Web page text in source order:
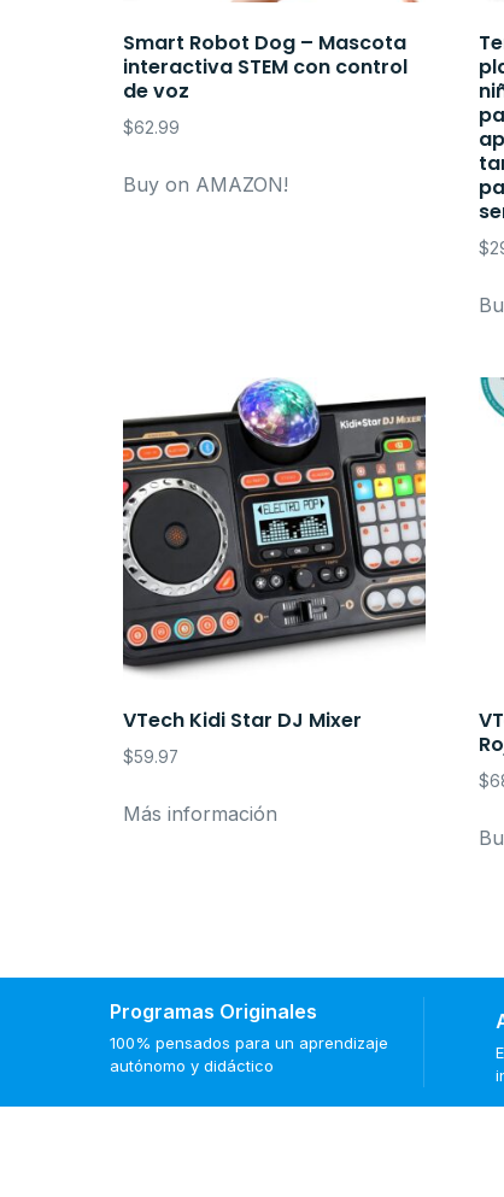
Smart Robot Dog – Mascota
interactiva STEM con control
de voz
$62.99
Buy on AMAZON!
$
VTech Kidi Star DJ Mixer
$59.97
Más información
$
Programas Originales
100% pensados para un aprendizaje
autónomo y didáctico